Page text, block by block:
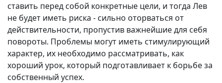
ставить перед собой конкретные цели, и тогда Лев
не будет иметь риска - сильно оторваться от
действительности, пропустив важнейшие для себя
повороты. Проблемы могут иметь стимулирующий
характер, их необходимо рассматривать, как
хороший урок, который подготавливает к борьбе за
собственный успех.